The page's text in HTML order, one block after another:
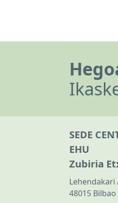
SEDE
EHU
Zubiria
Lehendakari
48015 Bilbao